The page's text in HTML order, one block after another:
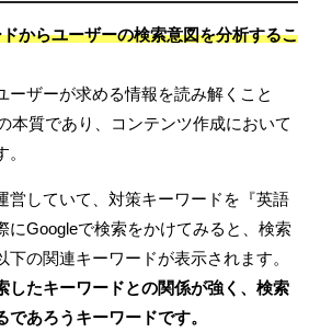
からユーザーの検索意図を分析するこ
ーザーが求める情報を読み解くこと
本質であり、コンテンツ作成において
営していて、対策キーワードを『英語
にGoogleで検索をかけてみると、検索
下の関連キーワードが表示されます。
したキーワードとの関係が強く、検索
あろうキーワードです。